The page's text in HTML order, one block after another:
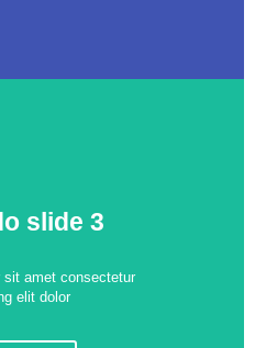
slide 3
sit amet consectetur
elit dolor